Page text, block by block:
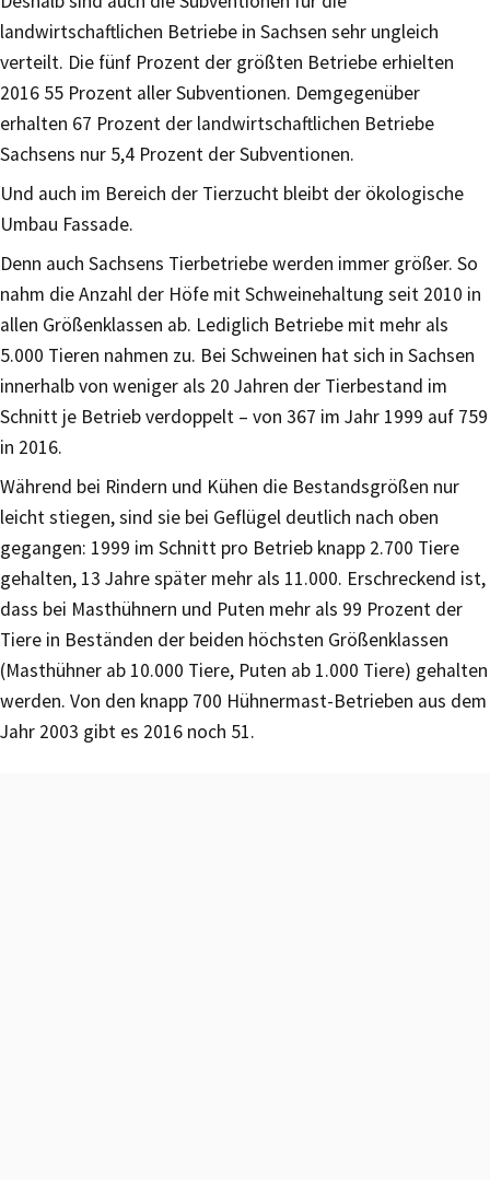
landwirtschaftlichen Betriebe in Sachsen sehr ungleich
verteilt. Die fünf Prozent der größten Betriebe erhielten
2016 55 Prozent aller Subventionen. Demgegenüber
erhalten 67 Prozent der landwirtschaftlichen Betriebe
Sachsens nur 5,4 Prozent der Subventionen.
Und auch im Bereich der Tierzucht bleibt der ökologische
Umbau Fassade.
Denn auch Sachsens Tierbetriebe werden immer größer. So
nahm die Anzahl der Höfe mit Schweinehaltung seit 2010 in
allen Größenklassen ab. Lediglich Betriebe mit mehr als
5.000 Tieren nahmen zu. Bei Schweinen hat sich in Sachsen
innerhalb von weniger als 20 Jahren der Tierbestand im
Schnitt je Betrieb verdoppelt – von 367 im Jahr 1999 auf 759
in 2016.
Während bei Rindern und Kühen die Bestandsgrößen nur
leicht stiegen, sind sie bei Geflügel deutlich nach oben
gegangen: 1999 im Schnitt pro Betrieb knapp 2.700 Tiere
gehalten, 13 Jahre später mehr als 11.000. Erschreckend ist,
dass bei Masthühnern und Puten mehr als 99 Prozent der
Tiere in Beständen der beiden höchsten Größenklassen
(Masthühner ab 10.000 Tiere, Puten ab 1.000 Tiere) gehalten
werden. Von den knapp 700 Hühnermast-Betrieben aus dem
Jahr 2003 gibt es 2016 noch 51.